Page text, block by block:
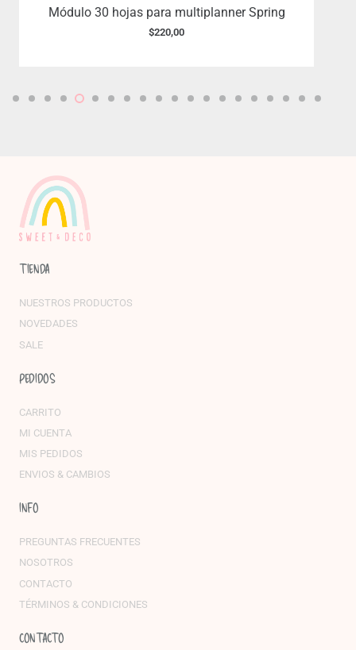
Módulo 30 hojas para multiplanner Spring
$220,00
TIENDA
NUESTROS PRODUCTOS
NOVEDADES
SALE
PEDIDOS
CARRITO
MI CUENTA
MIS PEDIDOS
ENVIOS & CAMBIOS
INFO
PREGUNTAS FRECUENTES
NOSOTROS
CONTACTO
TÉRMINOS & CONDICIONES
CONTACTO